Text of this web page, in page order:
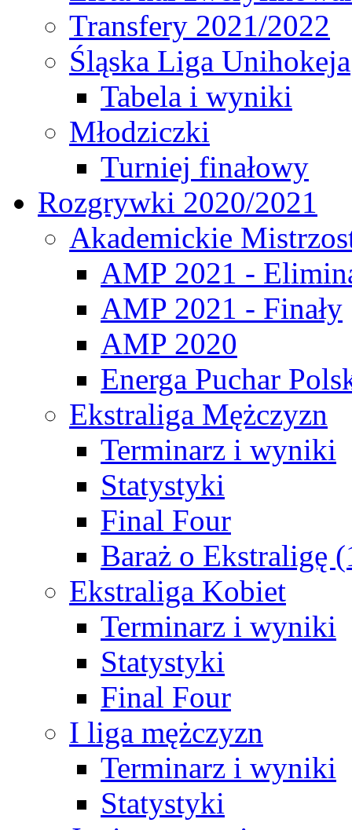
Transfery 2021/2022
Śląska Liga Unihokeja
Tabela i wyniki
Młodziczki
Turniej finałowy
Rozgrywki 2020/2021
Akademickie
AMP 2021 -
AMP 2021 - Finały
AMP 2020
Energa Puchar
Ekstraliga Mężczyzn
Terminarz i wyniki
Statystyki
Final Four
Baraż o Ekstraligę
Ekstraliga Kobiet
Terminarz i wyniki
Statystyki
Final Four
I liga mężczyzn
Terminarz i wyniki
Statystyki